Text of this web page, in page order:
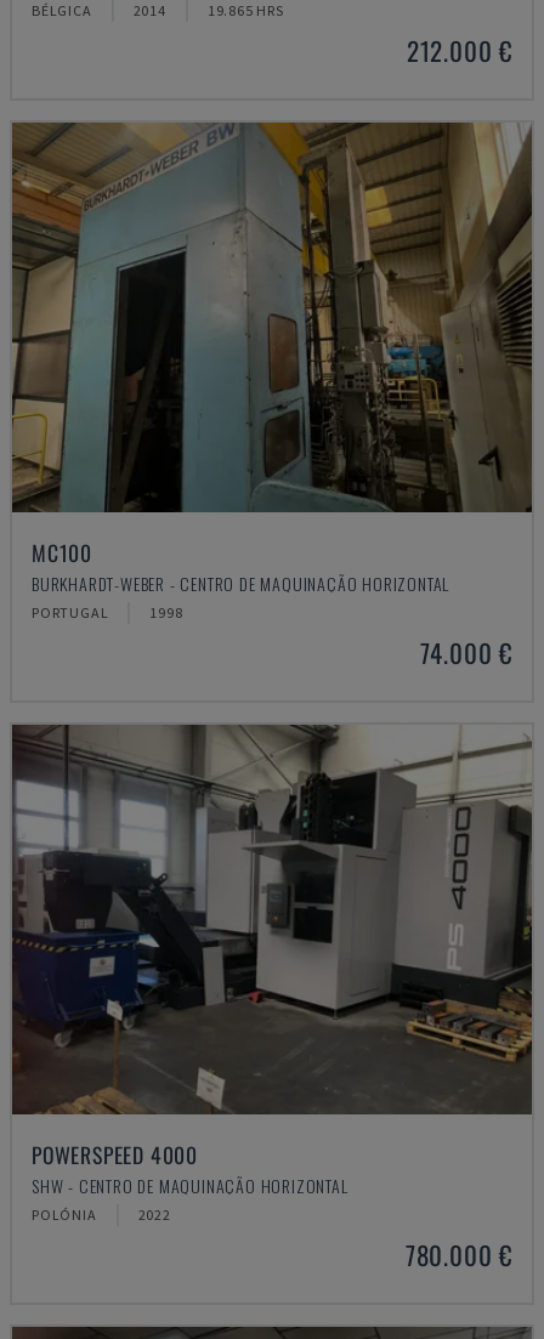
BÉLGICA 2014 19.865 HRS
212.000 €
MC100
BURKHARDT-WEBER - CENTRO DE MAQUINAÇÃO HORIZONTAL
PORTUGAL 1998
74.000 €
POWERSPEED 4000
SHW - CENTRO DE MAQUINAÇÃO HORIZONTAL
POLÓNIA 2022
780.000 €